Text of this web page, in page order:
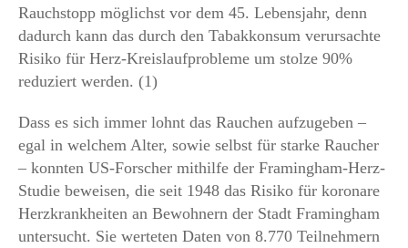
Rauchstopp möglichst vor dem 45. Lebensjahr, denn
dadurch kann das durch den Tabakkonsum verursachte
Risiko für Herz-Kreislaufprobleme um stolze 90%
reduziert werden. (1)
Dass es sich immer lohnt das Rauchen aufzugeben –
egal in welchem Alter, sowie selbst für starke Raucher
– konnten US-Forscher mithilfe der Framingham-Herz-
Studie beweisen, die seit 1948 das Risiko für koronare
Herzkrankheiten an Bewohnern der Stadt Framingham
untersucht. Sie werteten Daten von 8.770 Teilnehmern